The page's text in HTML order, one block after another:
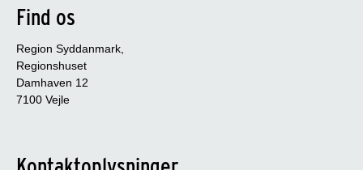
Find os
Region Syddanmark,
Regionshuset
Damhaven 12
7100 Vejle